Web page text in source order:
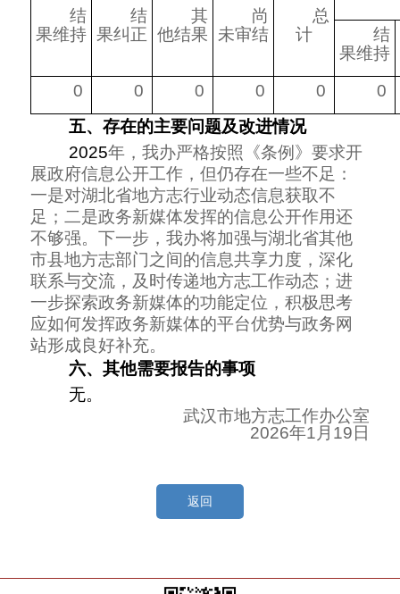
结
果维持
结
果纠正
其
他结果
尚
未审结
总
计
结
果维持
0
0 0 0 0
0
五、存在的主要问题及改进情况
2025年，我办严格按照《条例》要求开
展政府信息公开工作，但仍存在一些不足：
一是对湖北省地方志行业动态信息获取不
足；二是政务新媒体发挥的信息公开作用还
不够强。下一步，我办将加强与湖北省其他
市县地方志部门之间的信息共享力度，深化
联系与交流，及时传递地方志工作动态；进
一步探索政务新媒体的功能定位，积极思考
应如何发挥政务新媒体的平台优势与政务网
站形成良好补充。
六、其他需要报告的事项
无。
武汉市地方志工作办公室
2026年1 月 19日
返回